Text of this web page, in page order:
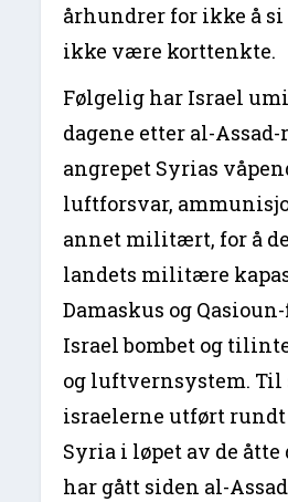
århundrer for ikke å
ikke være korttenkte.
Følgelig har Israel
dagene etter al-
angrepet Syrias
luftforsvar,
annet militært, for å
landets militære
Damaskus og
Israel bombet og
og luftvernsystem. Til
israelerne utført rundt
Syria i løpet av de åtte
har gått siden al-